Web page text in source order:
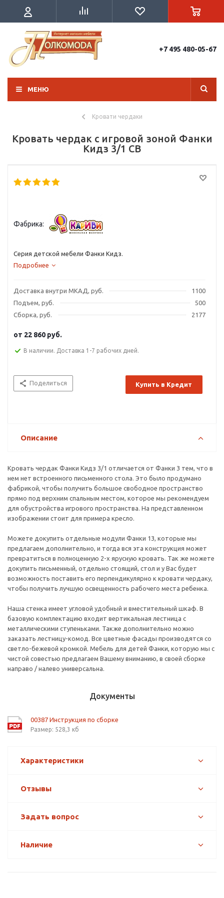
+7 495 480-05-67
МЕНЮ
Кровати чердаки
Кровать чердак с игровой зоной Фанки
Кидз 3/1 СВ
Фабрика:
Серия детской мебели Фанки Кидз.
Подробнее
Доставка внутри МКАД, руб.
1100
Подъем, руб.
500
Сборка, руб.
2177
от 22 860 руб.
В наличии. Доставка 1-7 рабочих дней.
Поделиться Купить в Кредит
Описание
Кровать чердак Фанки Кидз 3/1 отличается от Фанки 3 тем, что в
нем нет встроенного письменного стола. Это было продумано
фабрикой, чтобы получить большое свободное пространство
прямо под верхним спальным местом, которое мы рекомендуем
для обустройства игрового пространства. На представленном
изображении стоит для примера кресло.
Можете докупить отдельные модули Фанки 13, которые мы
предлагаем дополнительно, и тогда вся эта конструкция может
превратиться в полноценную 2-х ярусную кровать. Так же можете
докупить письменный, отдельно стоящий, стол и у Вас будет
возможность поставить его перпендикулярно к кровати чердаку,
чтобы получить лучшую освещенность рабочего места ребенка.
Наша стенка имеет угловой удобный и вместительный шкаф. В
базовую комплектацию входит вертикальная лестница с
металлическими ступеньками. Также дополнительно можно
заказать лестницу-комод. Все цветные фасады производятся со
светло-бежевой кромкой. Мебель для детей Фанки, которую мы с
чистой совестью предлагаем Вашему вниманию, в своей сборке
направо / налево универсальна.
Документы
00387 Инструкция по сборке
Размер: 528,3 кб
Характеристики
Отзывы
Задать вопрос
Наличие